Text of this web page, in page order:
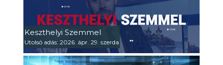
Keszthelyi Szemmel
Utolsó adás: 2026. ápr. 29. szerda